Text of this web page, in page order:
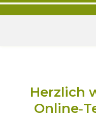
Herzlich